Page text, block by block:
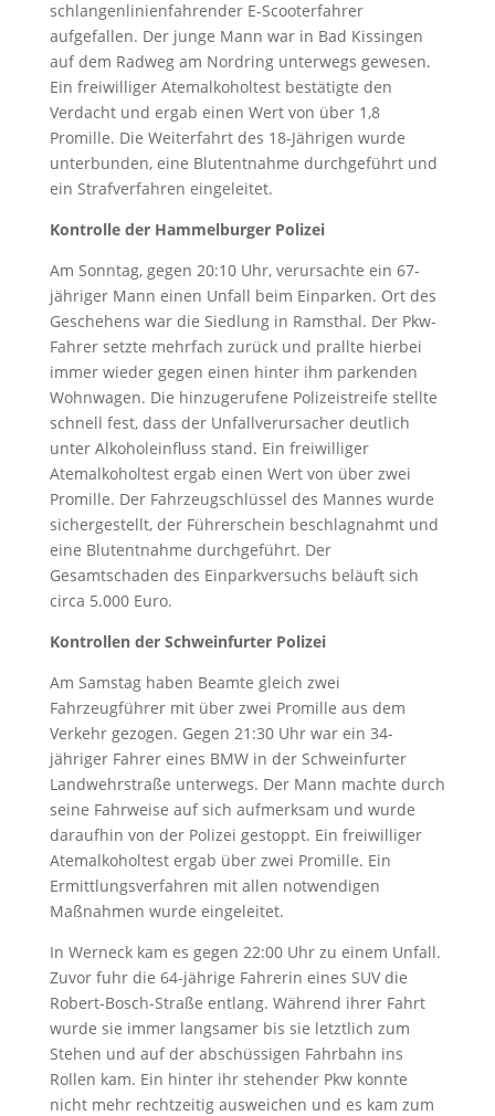
schlangenlinienfahrender E-Scooterfahrer
aufgefallen. Der junge Mann war in Bad Kissingen
auf dem Radweg am Nordring unterwegs gewesen.
Ein freiwilliger Atemalkoholtest bestätigte den
Verdacht und ergab einen Wert von über 1,8
Promille. Die Weiterfahrt des 18-Jährigen wurde
unterbunden, eine Blutentnahme durchgeführt und
ein Strafverfahren eingeleitet.
Kontrolle der Hammelburger Polizei
Am Sonntag, gegen 20:10 Uhr, verursachte ein 67-
jähriger Mann einen Unfall beim Einparken. Ort des
Geschehens war die Siedlung in Ramsthal. Der Pkw-
Fahrer setzte mehrfach zurück und prallte hierbei
immer wieder gegen einen hinter ihm parkenden
Wohnwagen. Die hinzugerufene Polizeistreife stellte
schnell fest, dass der Unfallverursacher deutlich
unter Alkoholeinfluss stand. Ein freiwilliger
Atemalkoholtest ergab einen Wert von über zwei
Promille. Der Fahrzeugschlüssel des Mannes wurde
sichergestellt, der Führerschein beschlagnahmt und
eine Blutentnahme durchgeführt. Der
Gesamtschaden des Einparkversuchs beläuft sich
circa 5.000 Euro.
Kontrollen der Schweinfurter Polizei
Am Samstag haben Beamte gleich zwei
Fahrzeugführer mit über zwei Promille aus dem
Verkehr gezogen. Gegen 21:30 Uhr war ein 34-
jähriger Fahrer eines BMW in der Schweinfurter
Landwehrstraße unterwegs. Der Mann machte durch
seine Fahrweise auf sich aufmerksam und wurde
daraufhin von der Polizei gestoppt. Ein freiwilliger
Atemalkoholtest ergab über zwei Promille. Ein
Ermittlungsverfahren mit allen notwendigen
Maßnahmen wurde eingeleitet.
In Werneck kam es gegen 22:00 Uhr zu einem Unfall.
Zuvor fuhr die 64-jährige Fahrerin eines SUV die
Robert-Bosch-Straße entlang. Während ihrer Fahrt
wurde sie immer langsamer bis sie letztlich zum
Stehen und auf der abschüssigen Fahrbahn ins
Rollen kam. Ein hinter ihr stehender Pkw konnte
nicht mehr rechtzeitig ausweichen und es kam zum